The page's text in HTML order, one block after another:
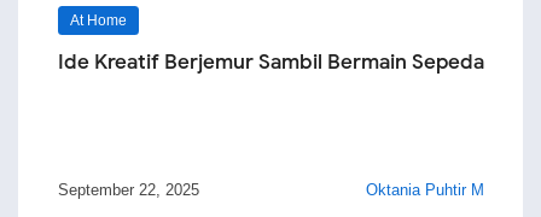
At Home
Ide Kreatif Berjemur Sambil Bermain Sepeda
September 22, 2025 Oktania Puhtir M